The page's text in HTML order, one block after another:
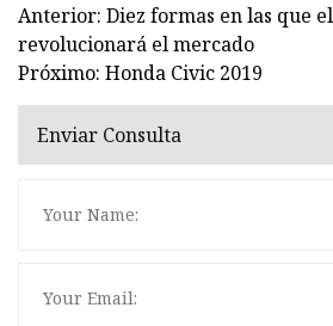
Anterior: Diez formas en las que
revolucionará el mercado
Próximo: Honda Civic 2019
Enviar Consulta